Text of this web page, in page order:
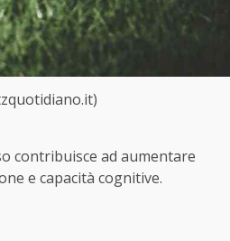
contribuisce ad aumentare
e capacità cognitive.